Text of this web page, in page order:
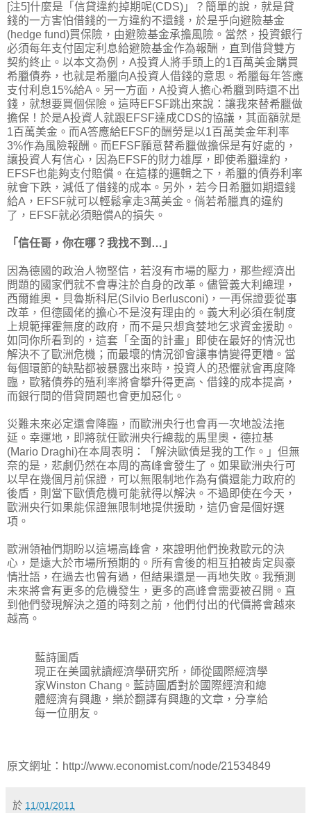
[注5]什麼是「信貸違約掉期呢(CDS)」？簡單的說，就是貸
錢的一方害怕借錢的一方違約不還錢，於是乎向避險基金
(hedge fund)買保險，由避險基金承擔風險。當然，投資銀行
必須每年支付固定利息給避險基金作為報酬，直到借貸雙方
契約終止。以本文為例，A投資人將手頭上的1百萬美金購買
希臘債券，也就是希臘向A投資人借錢的意思。希臘每年答應
支付利息15%給A。另一方面，A投資人擔心希臘到時還不出
錢，就想要買個保險。這時EFSF跳出來說：讓我來替希臘做
擔保！於是A投資人就跟EFSF達成CDS的協議，其面額就是
1百萬美金。而A答應給EFSF的酬勞是以1百萬美金年利率
3%作為風險報酬。而EFSF願意替希臘做擔保是有好處的，
讓投資人有信心，因為EFSF的財力雄厚，即使希臘違約，
EFSF也能夠支付賠償。在這樣的邏輯之下，希臘的債券利率
就會下跌，減低了借錢的成本。另外，若今日希臘如期還錢
給A，EFSF就可以輕鬆拿走3萬美金。倘若希臘真的違約
了，EFSF就必須賠償A的損失。
「信任哥，你在哪？我找不到…」
因為德國的政治人物堅信，若沒有市場的壓力，那些經濟出
問題的國家們就不會專注於自身的改革。儘管義大利總理，
西爾維奧‧貝魯斯科尼(Silvio Berlusconi)，一再保證要從事
改革，但德國佬的擔心不是沒有理由的。義大利必須在制度
上規範揮霍無度的政府，而不是只想貪婪地乞求資金援助。
如同你所看到的，這套「全面的計畫」即使在最好的情況也
解決不了歐洲危機；而最壞的情況卻會讓事情變得更糟。當
每個環節的缺點都被暴露出來時，投資人的恐懼就會再度降
臨，歐豬債券的殖利率將會攀升得更高、借錢的成本提高，
而銀行間的借貸問題也會更加惡化。
災難未來必定還會降臨，而歐洲央行也會再一次地設法拖
延。幸運地，即將就任歐洲央行總裁的馬里奧‧德拉基
(Mario Draghi)在本周表明：「解決歐債是我的工作。」但無
奈的是，悲劇仍然在本周的高峰會發生了。如果歐洲央行可
以早在幾個月前保證，可以無限制地作為有償還能力政府的
後盾，則當下歐債危機可能就得以解決。不過即使在今天，
歐洲央行如果能保證無限制地提供援助，這仍會是個好選
項。
歐洲領袖們期盼以這場高峰會，來證明他們挽救歐元的決
心，是遠大於市場所預期的。所有會後的相互拍被肯定與豪
情壯語，在過去也曾有過，但結果還是一再地失敗。我預測
未來將會有更多的危機發生，更多的高峰會需要被召開。直
到他們發現解決之道的時刻之前，他們付出的代價將會越來
越高。
藍詩圖盾
現正在美國就讀經濟學研究所，師從國際經濟學
家Winston Chang。藍詩圖盾對於國際經濟和總
體經濟有興趣，樂於翻譯有興趣的文章，分享給
每一位朋友。
原文網址：http://www.economist.com/node/21534849
於 11/01/2011